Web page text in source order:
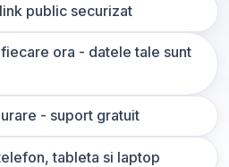
public securizat
ora - datele tale sunt
- suport gratuit
tableta si laptop